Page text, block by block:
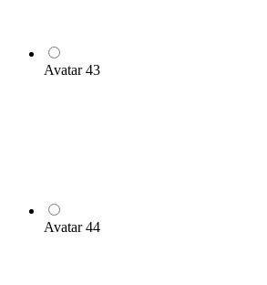
Avatar 43
Avatar 44